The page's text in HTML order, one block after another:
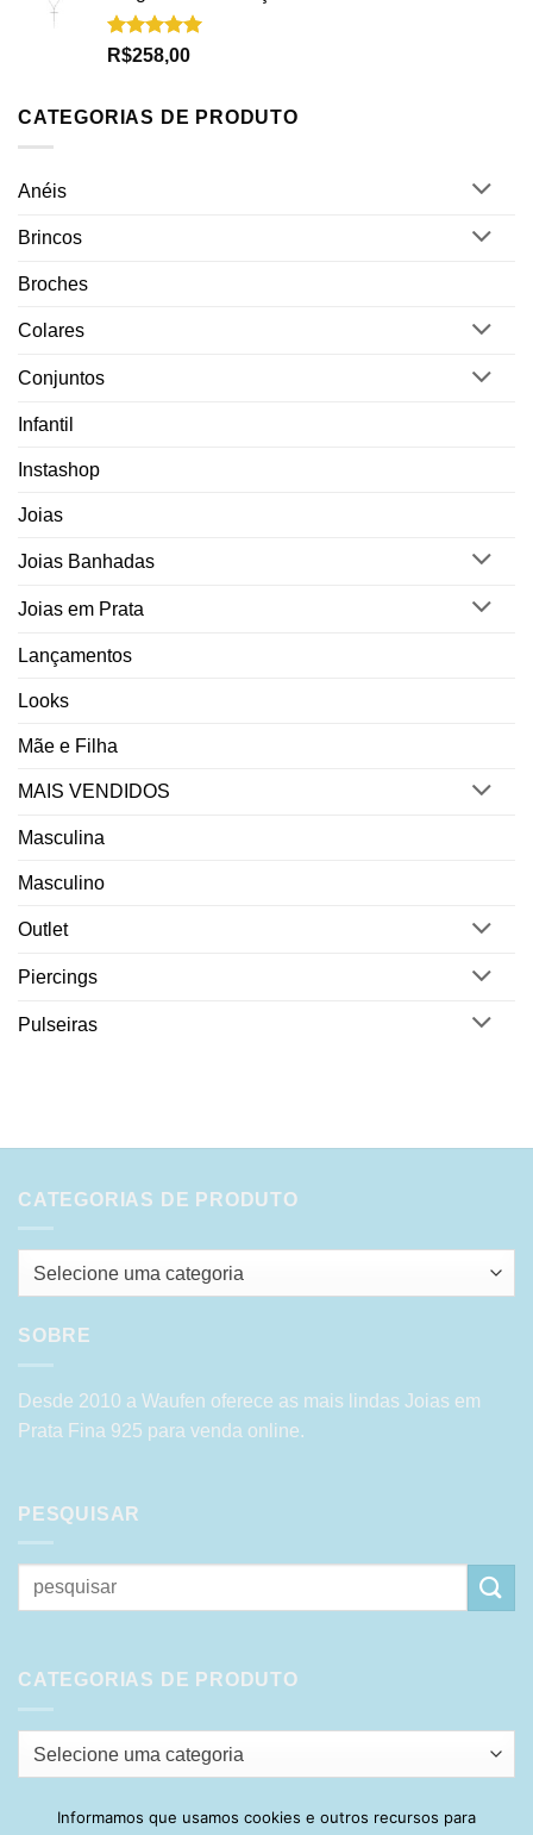
Avaliação
R$258,00
CATEGORIAS DE PRODUTO
Anéis
Brincos
Broches
Colares
Conjuntos
Infantil
Instashop
Joias
Joias Banhadas
Joias em Prata
Lançamentos
Looks
Mãe e Filha
MAIS VENDIDOS
Masculina
Masculino
Outlet
Piercings
Pulseiras
CATEGORIAS DE PRODUTO
Selecione uma categoria
SOBRE
Desde 2010 a Waufen oferece as mais lindas Joias em
Prata Fina 925 para venda online.
PESQUISAR
Pesquisar
por:
CATEGORIAS DE PRODUTO
Selecione uma categoria
Informamos que usamos cookies e outros recursos para